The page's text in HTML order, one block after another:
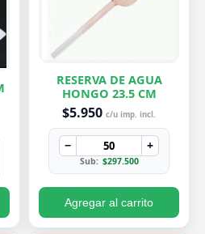
RESERVA DE AGUA
HONGO 23.5 CM
$5.950 c/u imp. incl.
− +
Sub: $297.500
Agregar al carrito